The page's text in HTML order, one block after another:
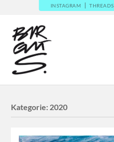
INSTAGRAM THREADS
Kategorie: 2020